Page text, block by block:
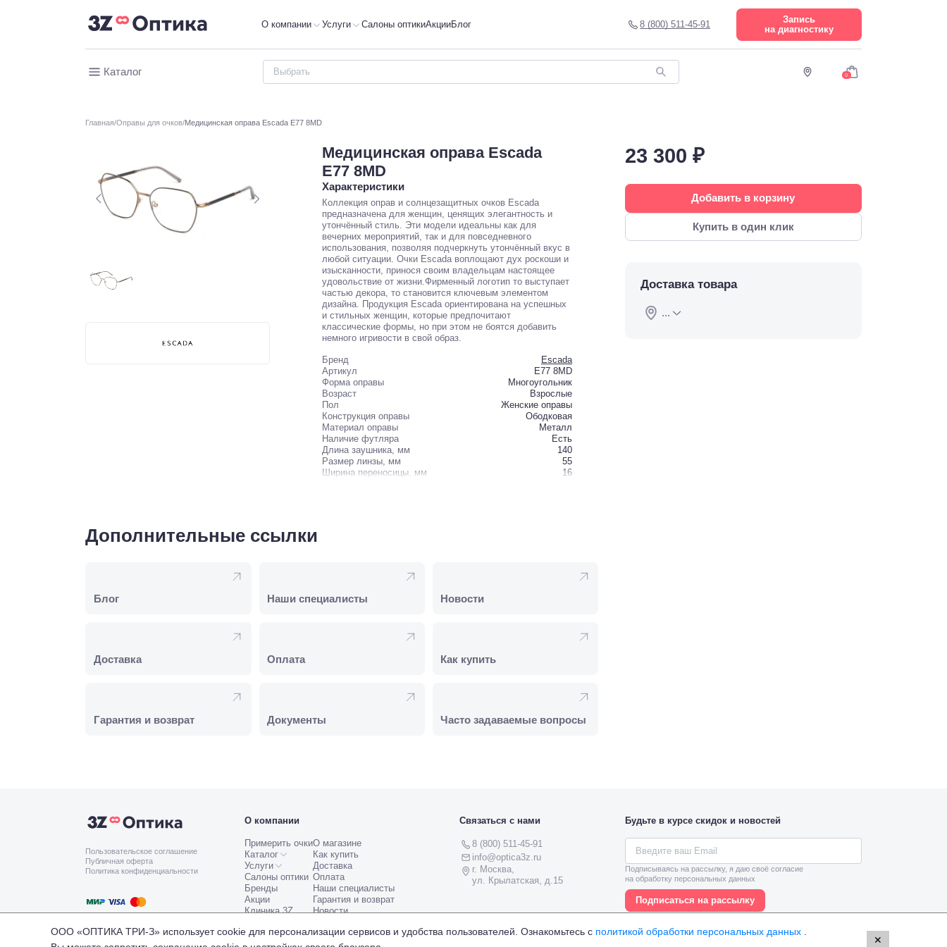
О компании Услуги Салоны оптикиАкцииБлог 8 (800) 511-45-91
Запись
на диагностику
Каталог 0
Главная Оправы для очков Медицинская оправа Escada E77 8MD
Медицинская оправа Escada
E77 8MD
Характеристики
Коллекция оправ и солнцезащитных очков Escada
предназначена для женщин, ценящих элегантность и
утончённый стиль. Эти модели идеальны как для
вечерних мероприятий, так и для повседневного
использования, позволяя подчеркнуть утончённый вкус в
любой ситуации. Очки Escada воплощают дух роскоши и
изысканности, принося своим владельцам настоящее
удовольствие от жизни.Фирменный логотип то выступает
частью декора, то становится ключевым элементом
дизайна. Продукция Escada ориентирована на успешных
и стильных женщин, которые предпочитают
классические формы, но при этом не боятся добавить
немного игривости в свой образ.
Бренд
Escada
Артикул
E77 8MD
Форма оправы
Многоугольник
Возраст
Взрослые
Пол
Женские оправы
Конструкция оправы
Ободковая
Материал оправы
Металл
Наличие футляра
Есть
Длина заушника, мм
140
Размер линзы, мм
55
Ширина переносицы, мм
16
23 300 ₽
Добавить в корзину
Купить в один клик
Доставка товара
...
Дополнительные ссылки
Блог Наши специалисты Новости
Доставка Оплата Как купить
Гарантия и возврат Документы Часто задаваемые вопросы
Пользовательское соглашение
Публичная оферта
Политика конфиденциальности
Работаем с платёжными системами
© Оптика 3Z,2026
О компании
Примерить очки
Каталог
Услуги
Салоны оптики
Бренды
Акции
Клиника 3Z
О магазине
Как купить
Доставка
Оплата
Наши специалисты
Гарантия и возврат
Новости
Часто задаваемые вопросы
Связаться с нами
8 (800) 511-45-91
info@optica3z.ru
г. Москва,
ул. Крылатская, д.15
Будьте в курсе скидок и новостей
Подписываясь на рассылку, я даю своё согласие
на обработку персональных данных
Подписаться на рассылку
ООО «ОПТИКА ТРИ-З» использует cookie для персонализации сервисов и удобства пользователей. Ознакомьтесь с политикой обработки персональных данных
✕